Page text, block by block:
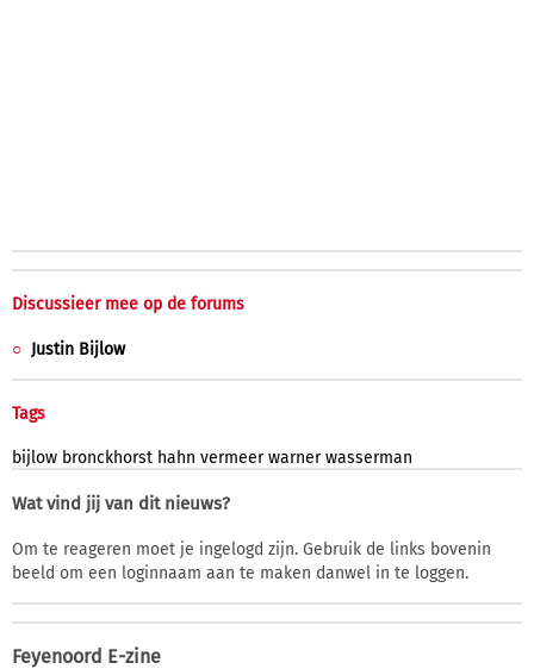
Discussieer mee op de forums
Justin Bijlow
Tags
bijlow bronckhorst hahn vermeer warner wasserman
Wat vind jij van dit nieuws?
Om te reageren moet je ingelogd zijn. Gebruik de links bovenin
beeld om een loginnaam aan te maken danwel in te loggen.
Feyenoord E-zine